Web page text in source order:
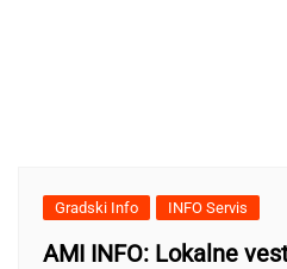
Gradski Info INFO Servis
AMI INFO: Lokalne